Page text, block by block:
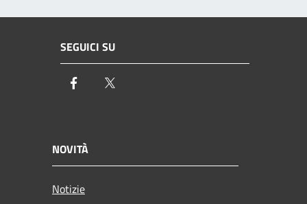
SEGUICI SU
Facebook
NOVITÀ
Notizie